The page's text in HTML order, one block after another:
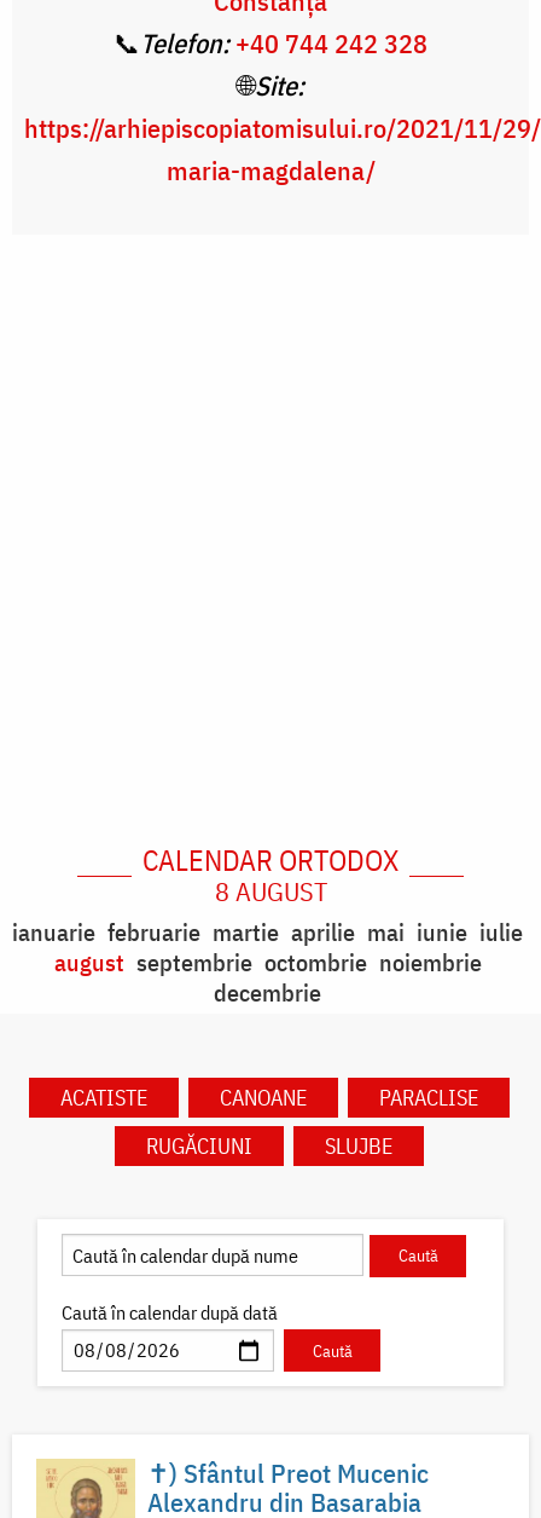
📞 Telefon: +40 744 242 328
🌐Site:
https://arhiepiscopiatomisului.ro/2021/11/
maria-magdalena/
CALENDAR ORTODOX
8 AUGUST
ianuarie februarie martie aprilie mai iunie iulie
august septembrie octombrie noiembrie
decembrie
ACATISTE CANOANE
PARACLISE
RUGĂCIUNI
SLUJBE
Caută în calendar după dată
✝) Sfântul Preot Mucenic
Alexandru din Basarabia